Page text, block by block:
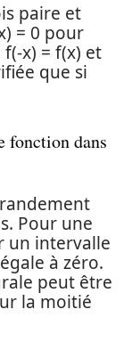
paire et
= 0 pour
x) = f(x) et
que si
fonction dans
Pour une
un intervalle
à zéro.
peut être
la moitié